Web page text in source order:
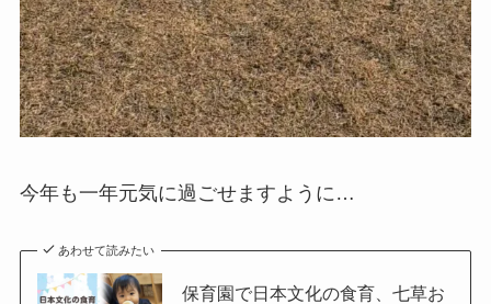
今年も一年元気に過ごせますように…
あわせて読みたい
保育園で日本文化の食育、七草お